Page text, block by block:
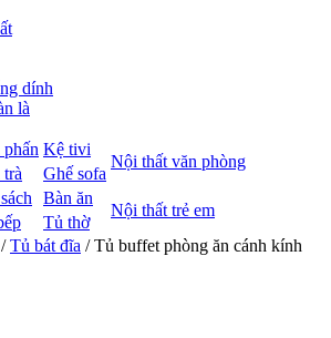
dính
là
Kệ tivi
Nội thất văn phòng
Ghế sofa
Bàn ăn
Nội thất trẻ em
Tủ thờ
/Tủ bát đĩa / Tủ buffet phòng ăn cánh kính